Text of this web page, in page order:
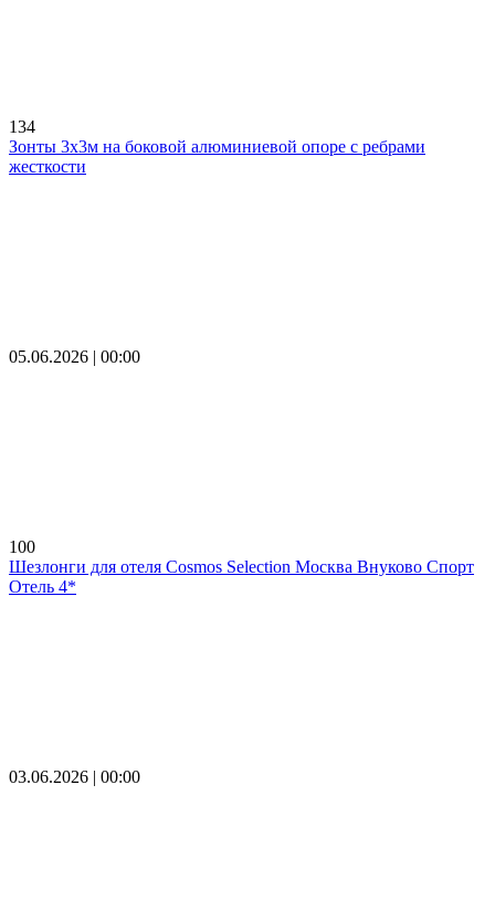
134
Зонты 3х3м на боковой алюминиевой опоре с ребрами
жесткости
05.06.2026 | 00:00
100
Шезлонги для отеля Cosmos Selection Москва Внуково Спорт
Отель 4*
03.06.2026 | 00:00